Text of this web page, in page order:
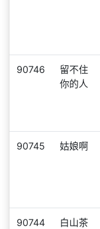
90746
留不住
你的人
90745 姑娘啊
90744 白山茶